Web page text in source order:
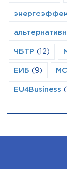
ЧБТР (12)
ЕИБ (9)
EU4Business